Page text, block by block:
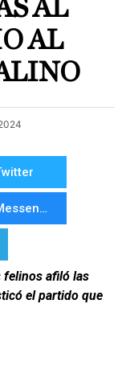
AL
AL
Messenger
felinos afiló las
el partido que